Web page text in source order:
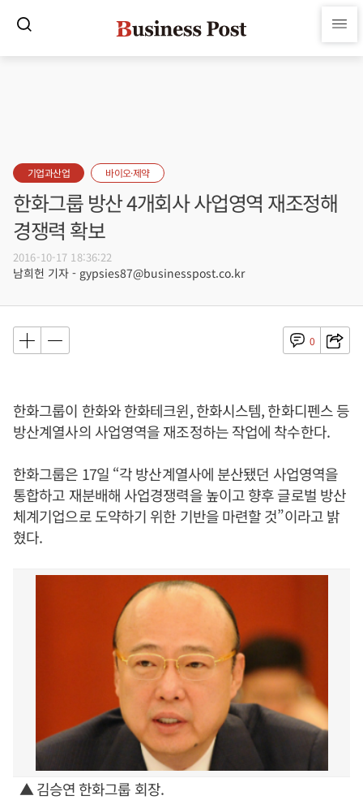
기업과산업 바이오·제약
한화그룹 방산 4개회사 사업영역 재조정해
경쟁력 확보
2016-10-17 18:36:22
남희헌 기자 - gypsies87@businesspost.co.kr
0
한화그룹이 한화와 한화테크윈, 한화시스템, 한화디펜스 등
방산계열사의 사업영역을 재조정하는 작업에 착수한다.
한화그룹은 17일 “각 방산계열사에 분산됐던 사업영역을
통합하고 재분배해 사업경쟁력을 높이고 향후 글로벌 방산
체계기업으로 도약하기 위한 기반을 마련할 것”이라고 밝
혔다.
▲ 김승연 한화그룹 회장.